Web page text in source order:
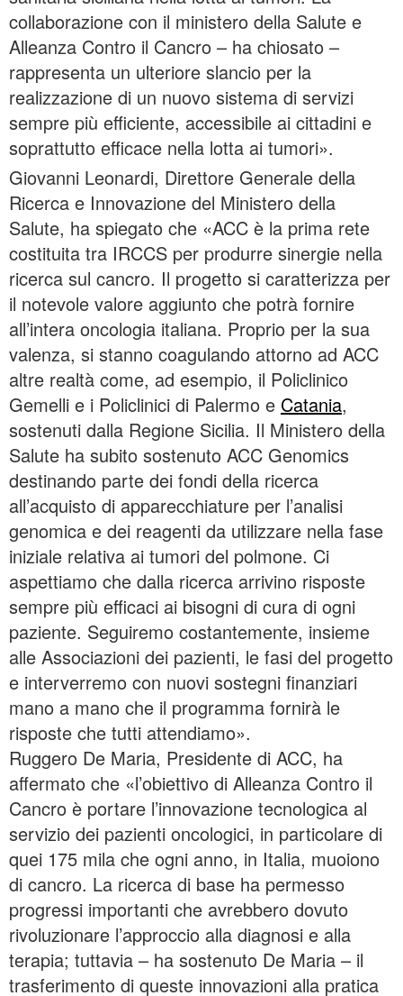
collaborazione con il ministero della Salute e
Alleanza Contro il Cancro – ha chiosato –
rappresenta un ulteriore slancio per la
realizzazione di un nuovo sistema di servizi
sempre più efficiente, accessibile ai cittadini e
soprattutto efficace nella lotta ai tumori».
Giovanni Leonardi, Direttore Generale della
Ricerca e Innovazione del Ministero della
Salute, ha spiegato che «ACC è la prima rete
costituita tra IRCCS per produrre sinergie nella
ricerca sul cancro. Il progetto si caratterizza per
il notevole valore aggiunto che potrà fornire
all’intera oncologia italiana. Proprio per la sua
valenza, si stanno coagulando attorno ad ACC
altre realtà come, ad esempio, il Policlinico
Gemelli e i Policlinici di Palermo e Catania,
sostenuti dalla Regione Sicilia. Il Ministero della
Salute ha subito sostenuto ACC Genomics
destinando parte dei fondi della ricerca
all’acquisto di apparecchiature per l’analisi
genomica e dei reagenti da utilizzare nella fase
iniziale relativa ai tumori del polmone. Ci
aspettiamo che dalla ricerca arrivino risposte
sempre più efficaci ai bisogni di cura di ogni
paziente. Seguiremo costantemente, insieme
alle Associazioni dei pazienti, le fasi del progetto
e interverremo con nuovi sostegni finanziari
mano a mano che il programma fornirà le
risposte che tutti attendiamo».
Ruggero De Maria, Presidente di ACC, ha
affermato che «l’obiettivo di Alleanza Contro il
Cancro è portare l’innovazione tecnologica al
servizio dei pazienti oncologici, in particolare di
quei 175 mila che ogni anno, in Italia, muoiono
di cancro. La ricerca di base ha permesso
progressi importanti che avrebbero dovuto
rivoluzionare l’approccio alla diagnosi e alla
terapia; tuttavia – ha sostenuto De Maria – il
trasferimento di queste innovazioni alla pratica